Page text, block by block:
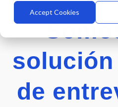
Accept Cookies
La diferencia
de